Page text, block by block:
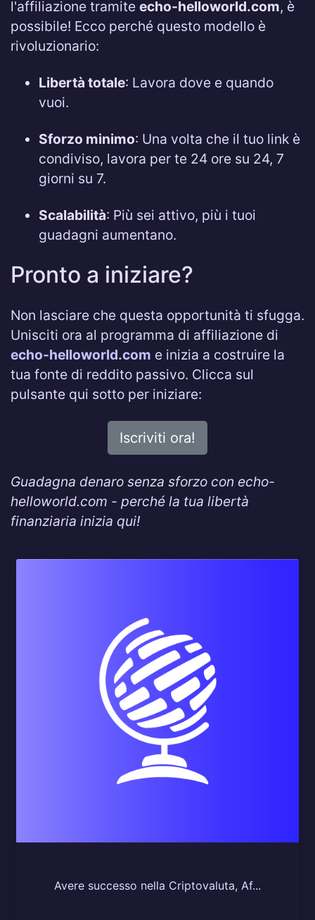
l'affiliazione tramite echo-helloworld.com, è
possibile! Ecco perché questo modello è
rivoluzionario:
Libertà totale: Lavora dove e quando
vuoi.
Sforzo minimo: Una volta che il tuo link è
condiviso, lavora per te 24 ore su 24, 7
giorni su 7.
Scalabilità: Più sei attivo, più i tuoi
guadagni aumentano.
Pronto a iniziare?
Non lasciare che questa opportunità ti sfugga.
Unisciti ora al programma di affiliazione di
echo-helloworld.com e inizia a costruire la
tua fonte di reddito passivo. Clicca sul
pulsante qui sotto per iniziare:
Iscriviti ora!
Guadagna denaro senza sforzo con echo-
helloworld.com - perché la tua libertà
finanziaria inizia qui!
Avere successo nella Criptovaluta, Af...